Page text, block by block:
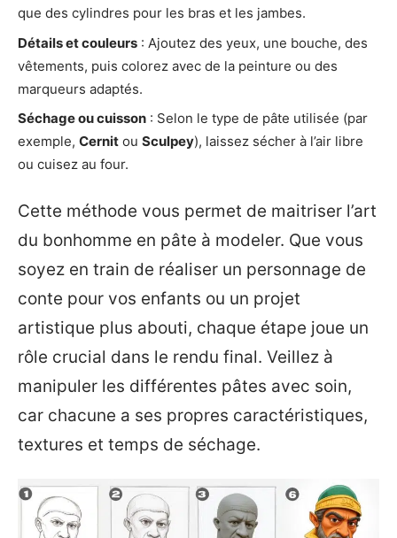
que des cylindres pour les bras et les jambes.
Détails et couleurs : Ajoutez des yeux, une bouche, des
vêtements, puis colorez avec de la peinture ou des
marqueurs adaptés.
Séchage ou cuisson : Selon le type de pâte utilisée (par
exemple, Cernit ou Sculpey), laissez sécher à l’air libre
ou cuisez au four.
Cette méthode vous permet de maitriser l’art
du bonhomme en pâte à modeler. Que vous
soyez en train de réaliser un personnage de
conte pour vos enfants ou un projet
artistique plus abouti, chaque étape joue un
rôle crucial dans le rendu final. Veillez à
manipuler les différentes pâtes avec soin,
car chacune a ses propres caractéristiques,
textures et temps de séchage.